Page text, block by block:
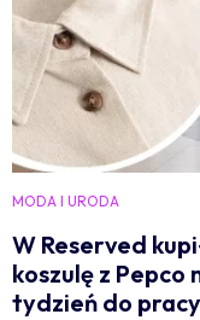
MODA I URODA
W Reserved
koszulę z Pepco
tydzień do